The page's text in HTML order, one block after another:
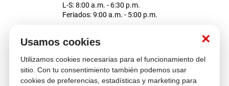
×
Usamos cookies
Utilizamos cookies necesarias para el funcionamiento del
sitio. Con tu consentimiento también podemos usar
cookies de preferencias, estadísticas y marketing para
L-S: 8:00 a.m. - 6:30 p.m.
Feriados: 9:00 a.m. - 5:00 p.m.
Atención al cliente